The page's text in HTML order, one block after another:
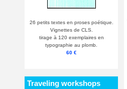
26 petits textes en proses poétique.
Vignettes de CLS.
tirage à 120 exemplaires en
typographie au plomb.
60 €
Traveling workshops